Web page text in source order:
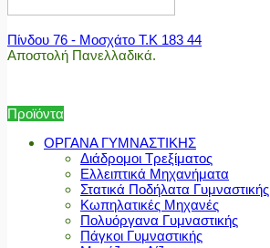
Πίνδου 76 - Μοσχάτο Τ.Κ 183 44
Αποστολή Πανελλαδικά.
Προϊόντα
ΟΡΓΑΝΑ ΓΥΜΝΑΣΤΙΚΗΣ
Διάδρομοι Τρεξίματος
Ελλειπτικά Μηχανήματα
Στατικά Ποδήλατα Γυμναστικής
Κωπηλατικές Μηχανές
Πολυόργανα Γυμναστικής
Πάγκοι Γυμναστικής